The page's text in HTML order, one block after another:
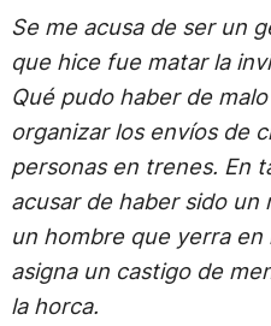
Se me acusa de ser un
que hice fue matar la
Qué pudo haber de
organizar los envíos de
personas en trenes. En
acusar de haber sido un
un hombre que yerra en
asigna un castigo de
la horca.